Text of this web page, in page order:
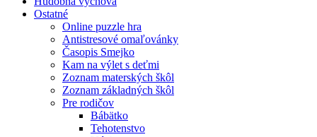
Ostatné
Online puzzle hra
Antistresové omaľovánky
Časopis Smejko
Kam na výlet s deťmi
Zoznam materských škôl
Zoznam základných škôl
Pre rodičov
Bábätko
Tehotenstvo